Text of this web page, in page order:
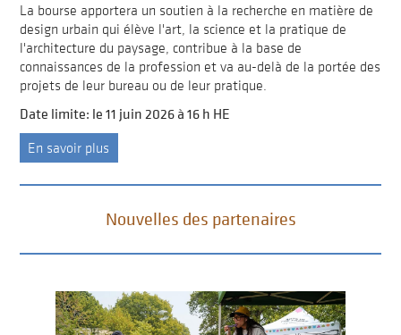
La bourse apportera un soutien à la recherche en matière de
design urbain qui élève l'art, la science et la pratique de
l'architecture du paysage, contribue à la base de
connaissances de la profession et va au-delà de la portée des
projets de leur bureau ou de leur pratique.
Date limite: le 11 juin 2026 à 16 h HE
En savoir plus
Nouvelles des partenaires